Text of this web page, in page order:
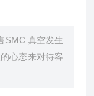
SMC 真空发生
心态来对待客